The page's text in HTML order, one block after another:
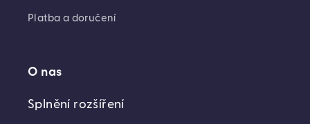
Platba a doručení
O nas
Splnění rozšíření